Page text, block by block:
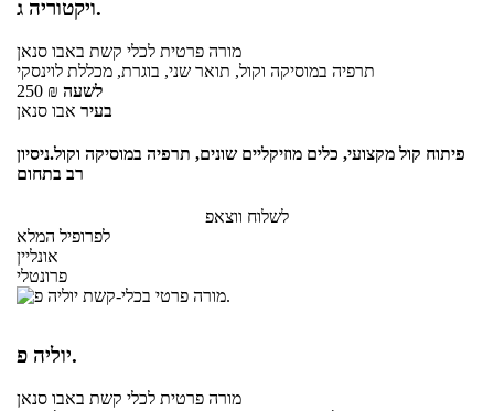
ויקטוריה ג.
מורה פרטית לכלי קשת באבו סנאן
תרפיה במוסיקה וקול, תואר שני, בוגרת, מכללת לוינסקי
250 ₪ לשעה
בעיר אבו סנאן
פיתוח קול מקצועי, כלים מוזיקליים שונים, תרפיה במוסיקה וקול.ניסיון
רב בתחום
לשלוח ווצאפ
לפרופיל המלא
אונליין
פרונטלי
יוליה פ.
מורה פרטית לכלי קשת באבו סנאן